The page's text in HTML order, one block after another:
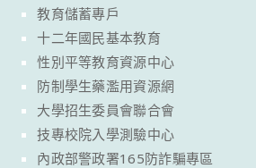
教育儲蓄專戶
十二年國民基本教育
性別平等教育資源中心
防制學生藥濫用資源網
大學招生委員會聯合會
技專校院入學測驗中心
內政部警政署165防詐騙專區